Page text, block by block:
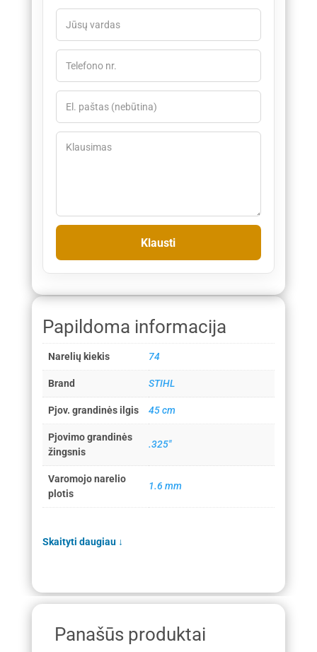
Papildoma informacija
Narelių kiekis 74
Brand STIHL
Pjov. grandinės ilgis 45 cm
Pjovimo grandinės
žingsnis
.325"
Varomojo narelio
plotis
1.6 mm
Skaityti daugiau ↓
Panašūs produktai